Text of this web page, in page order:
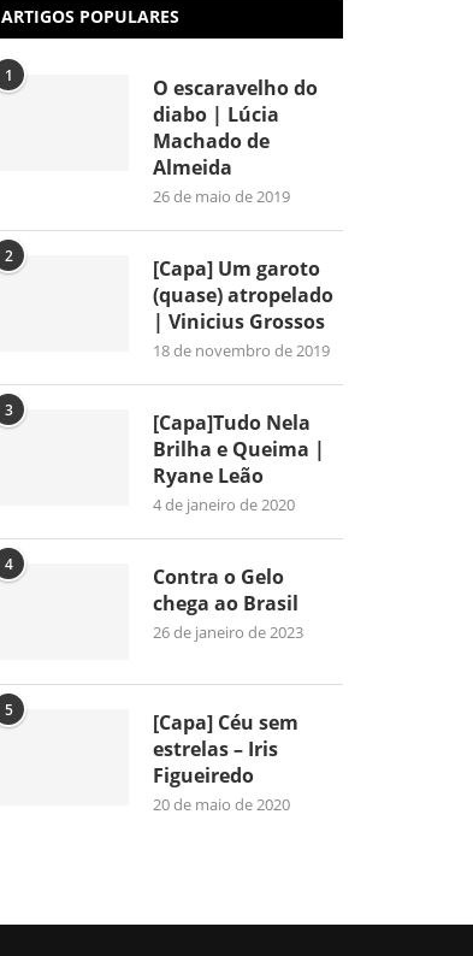
ARTIGOS POPULARES
1
O escaravelho do
diabo | Lúcia
Machado de
Almeida
26 de maio de 2019
2
[Capa] Um garoto
(quase) atropelado
| Vinicius Grossos
18 de novembro de 2019
3
[Capa]Tudo Nela
Brilha e Queima |
Ryane Leão
4 de janeiro de 2020
4
Contra o Gelo
chega ao Brasil
26 de janeiro de 2023
5
[Capa] Céu sem
estrelas – Iris
Figueiredo
20 de maio de 2020